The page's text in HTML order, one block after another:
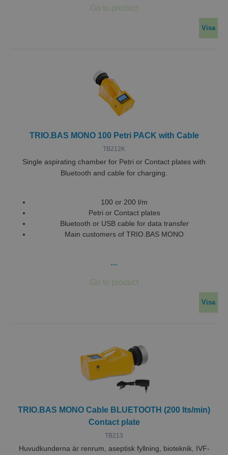
Visa
TRIO.BAS MONO 100 Petri PACK with Cable
TB212K
Single aspirating chamber for Petri or Contact plates with
Bluetooth and cable for charging.
100 or 200 l/m
Petri or Contact plates
Bluetooth or USB cable for data transfer
Main customers of TRIO.BAS MONO
…
Visa
TRIO.BAS MONO Cable BLUETOOTH (200 lts/min)
Contact plate
TB213
Huvudkunderna är renrum, aseptisk fyllning, bioteknik, IVF-